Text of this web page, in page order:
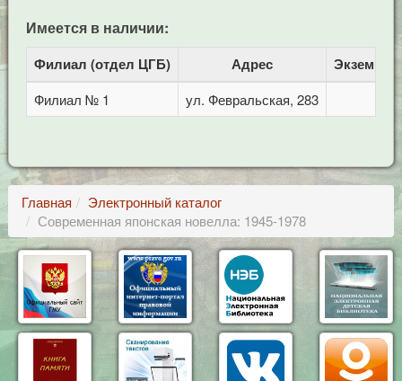
Имеется в наличии:
Филиал (отдел ЦГБ) Адрес
Филиал № 1 ул. Февральская, 283
Главная
Электронный каталог
Современная японская новелла: 1945-1978